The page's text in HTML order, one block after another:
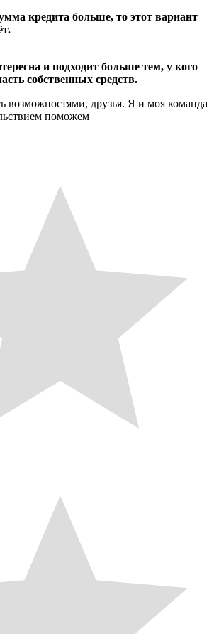
кредита больше, то этот вариант
и подходит больше тем, у кого
собственных средств.
возможностями, друзья. Я и моя команда
поможем